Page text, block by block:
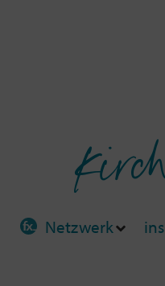
Netzwerk